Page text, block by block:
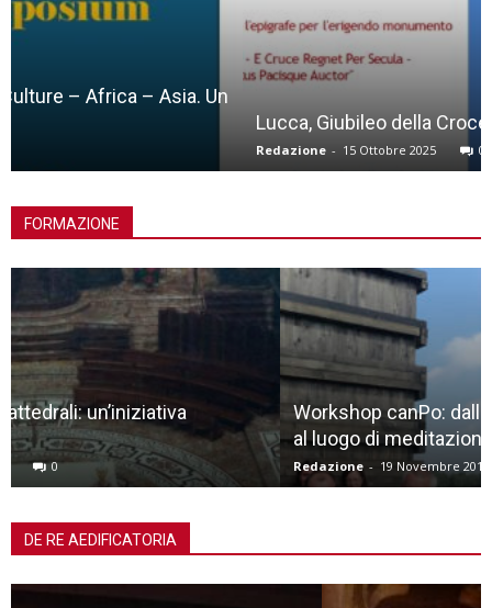
FORMAZIONE
Workshop canPo: dalla natura allo spazio liminale,
al luogo di meditazione
Redazione 19 Novembre 2018
DE RE AEDIFICATORIA